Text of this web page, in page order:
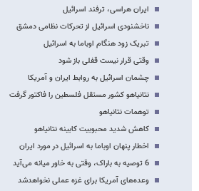
ایران هراسی، ترفند اسرائیل
ناخشنودی اسرائیل از تحرکات نظامی دمشق
تبریک زود هنگام اوباما به اسرائیل
وقتی قرار نیست قفلی باز شود
چشمان اسرائیل به روابط ایران و آمریکا
نتانیاهو کشور مستقل فلسطین را فاکتور گرفت
توهمات نتانیاهو
کاهش شدید محبوبیت کابینه نتانیاهو
اخطار پنهان اوباما به اسرائیل در مورد ایران
6 توصیه به باراک، وقتی به خاور میانه می‌آید
وعده‌های ‌آمریکا‌ برای‌ غزه‌ عملی‌ نخواهد‌شد